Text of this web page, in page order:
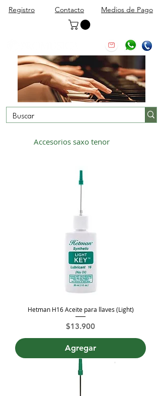
Registro Contacto Medios de Pago
Accesorios saxo tenor
Hetman H16 Aceite para llaves (Light)
Precio
$13.900
Agregar